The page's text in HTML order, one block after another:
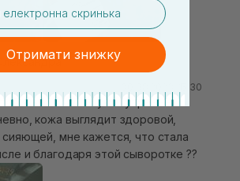
тон рівніший. Текстура гелева,
зовсім не липне. Шкірі дуже
лягав на нього гарно. Загалом
засіб і стан моєї шкіри під час
30.08.2023, 15:30
использую в утренней
кожа выглядит здоровой,
мне кажется, что стала
и благодаря этой сыворотке ??
Отримати знижку